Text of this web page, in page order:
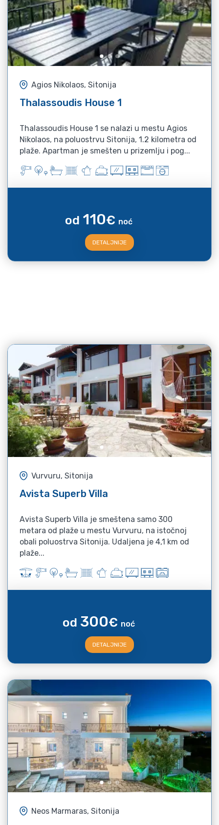
Agios Nikolaos, Sitonija
Thalassoudis House 1
Thalassoudis House 1 se nalazi u mestu Agios
Nikolaos, na poluostrvu Sitonija, 1.2 kilometra od
plaže. Apartman je smešten u prizemlju i pog...
od 110€ noć
DETALJNIJE
Vurvuru, Sitonija
Avista Superb Villa
Avista Superb Villa je smeštena samo 300
metara od plaže u mestu Vurvuru, na istočnoj
obali poluostrva Sitonija. Udaljena je 4,1 km od
plaže...
od 300€ noć
DETALJNIJE
Neos Marmaras, Sitonija